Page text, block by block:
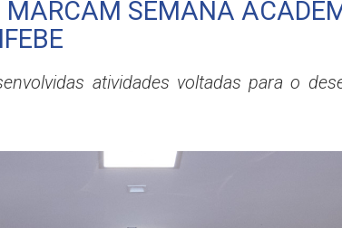
MARCAM SEMANA
atividades voltadas para o